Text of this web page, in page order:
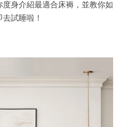
身介紹最適合床褥，並教你如
試睡啦！